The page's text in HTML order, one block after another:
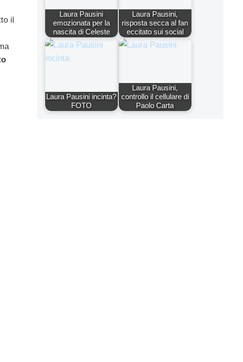
il
Laura Pausini
emozionata per la
nascita di Celeste
Laura Pausini,
risposta secca al fan
eccitato sui social
Laura Pausini incinta?
FOTO
Laura Pausini,
controllo il cellulare di
Paolo Carta